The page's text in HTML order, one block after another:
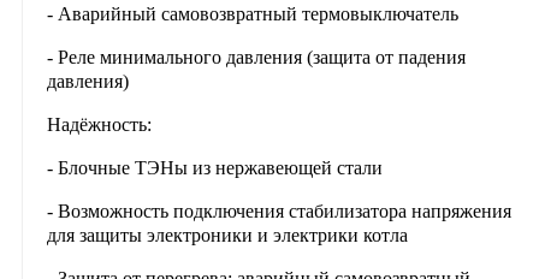
- Аварийный самовозвратный термовыключатель
- Реле минимального давления (защита от падения
давления)
Надёжность:
- Блочные ТЭНы из нержавеющей стали
- Возможность подключения стабилизатора напряжения
для защиты электроники и электрики котла